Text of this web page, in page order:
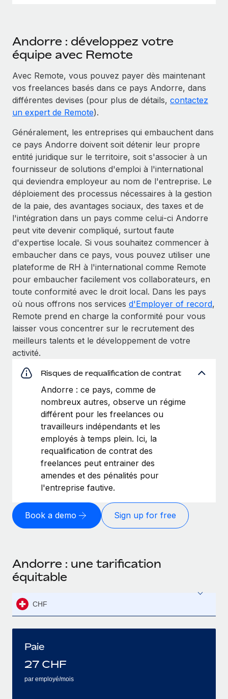
Andorre : développez votre
équipe avec Remote
Avec Remote, vous pouvez payer dès maintenant
vos freelances basés dans ce pays Andorre, dans
différentes devises (pour plus de détails, contactez
un expert de Remote).
Généralement, les entreprises qui embauchent dans
ce pays Andorre doivent soit détenir leur propre
entité juridique sur le territoire, soit s'associer à un
fournisseur de solutions d'emploi à l'international
qui deviendra employeur au nom de l'entreprise. Le
déploiement des processus nécessaires à la gestion
de la paie, des avantages sociaux, des taxes et de
l'intégration dans un pays comme celui-ci Andorre
peut vite devenir compliqué, surtout faute
d'expertise locale. Si vous souhaitez commencer à
embaucher dans ce pays, vous pouvez utiliser une
plateforme de RH à l'international comme Remote
pour embaucher facilement vos collaborateurs, en
toute conformité avec le droit local. Dans les pays
où nous offrons nos services d'Employer of record,
Remote prend en charge la conformité pour vous
laisser vous concentrer sur le recrutement des
meilleurs talents et le développement de votre
activité.
Risques de requalification de contrat
Andorre : ce pays, comme de
nombreux autres, observe un régime
différent pour les freelances ou
travailleurs indépendants et les
employés à temps plein. Ici, la
requalification de contrat des
freelances peut entrainer des
amendes et des pénalités pour
l'entreprise fautive.
Book a demo Sign up for free
Andorre : une tarification
équitable
CHF
Paie
27 CHF
par employé/mois